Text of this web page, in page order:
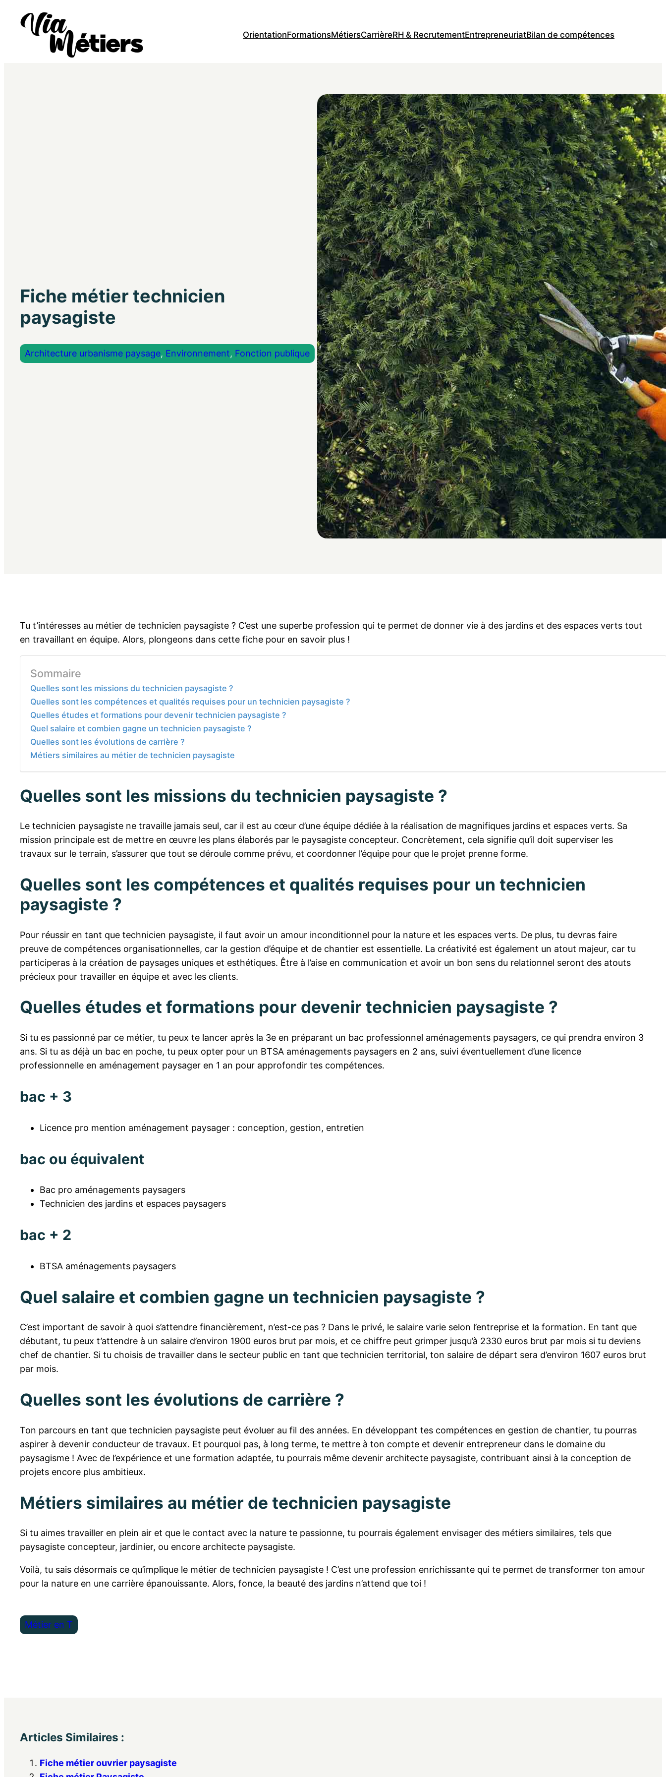
OrientationFormationsMétiersCarrièreRH & RecrutementEntrepreneuriatBilan de compétences
Fiche métier technicien
paysagiste
Architecture urbanisme paysage, Environnement, Fonction publique
Tu t’intéresses au métier de technicien paysagiste ? C’est une superbe profession qui te permet de donner vie à des jardins et des espaces verts tout
en travaillant en équipe. Alors, plongeons dans cette fiche pour en savoir plus !
Sommaire
Quelles sont les missions du technicien paysagiste ?
Quelles sont les compétences et qualités requises pour un technicien paysagiste ?
Quelles études et formations pour devenir technicien paysagiste ?
Quel salaire et combien gagne un technicien paysagiste ?
Quelles sont les évolutions de carrière ?
Métiers similaires au métier de technicien paysagiste
Quelles sont les missions du technicien paysagiste ?
Le technicien paysagiste ne travaille jamais seul, car il est au cœur d’une équipe dédiée à la réalisation de magnifiques jardins et espaces verts. Sa
mission principale est de mettre en œuvre les plans élaborés par le paysagiste concepteur. Concrètement, cela signifie qu’il doit superviser les
travaux sur le terrain, s’assurer que tout se déroule comme prévu, et coordonner l’équipe pour que le projet prenne forme.
Quelles sont les compétences et qualités requises pour un technicien
paysagiste ?
Pour réussir en tant que technicien paysagiste, il faut avoir un amour inconditionnel pour la nature et les espaces verts. De plus, tu devras faire
preuve de compétences organisationnelles, car la gestion d’équipe et de chantier est essentielle. La créativité est également un atout majeur, car tu
participeras à la création de paysages uniques et esthétiques. Être à l’aise en communication et avoir un bon sens du relationnel seront des atouts
précieux pour travailler en équipe et avec les clients.
Quelles études et formations pour devenir technicien paysagiste ?
Si tu es passionné par ce métier, tu peux te lancer après la 3e en préparant un bac professionnel aménagements paysagers, ce qui prendra environ 3
ans. Si tu as déjà un bac en poche, tu peux opter pour un BTSA aménagements paysagers en 2 ans, suivi éventuellement d’une licence
professionnelle en aménagement paysager en 1 an pour approfondir tes compétences.
bac + 3
Licence pro mention aménagement paysager : conception, gestion, entretien
bac ou équivalent
Bac pro aménagements paysagers
Technicien des jardins et espaces paysagers
bac + 2
BTSA aménagements paysagers
Quel salaire et combien gagne un technicien paysagiste ?
C’est important de savoir à quoi s’attendre financièrement, n’est-ce pas ? Dans le privé, le salaire varie selon l’entreprise et la formation. En tant que
débutant, tu peux t’attendre à un salaire d’environ 1900 euros brut par mois, et ce chiffre peut grimper jusqu’à 2330 euros brut par mois si tu deviens
chef de chantier. Si tu choisis de travailler dans le secteur public en tant que technicien territorial, ton salaire de départ sera d’environ 1607 euros brut
par mois.
Quelles sont les évolutions de carrière ?
Ton parcours en tant que technicien paysagiste peut évoluer au fil des années. En développant tes compétences en gestion de chantier, tu pourras
aspirer à devenir conducteur de travaux. Et pourquoi pas, à long terme, te mettre à ton compte et devenir entrepreneur dans le domaine du
paysagisme ! Avec de l’expérience et une formation adaptée, tu pourrais même devenir architecte paysagiste, contribuant ainsi à la conception de
projets encore plus ambitieux.
Métiers similaires au métier de technicien paysagiste
Si tu aimes travailler en plein air et que le contact avec la nature te passionne, tu pourrais également envisager des métiers similaires, tels que
paysagiste concepteur, jardinier, ou encore architecte paysagiste.
Voilà, tu sais désormais ce qu’implique le métier de technicien paysagiste ! C’est une profession enrichissante qui te permet de transformer ton amour
pour la nature en une carrière épanouissante. Alors, fonce, la beauté des jardins n’attend que toi !
Métier en T
Articles Similaires :
Fiche métier ouvrier paysagiste